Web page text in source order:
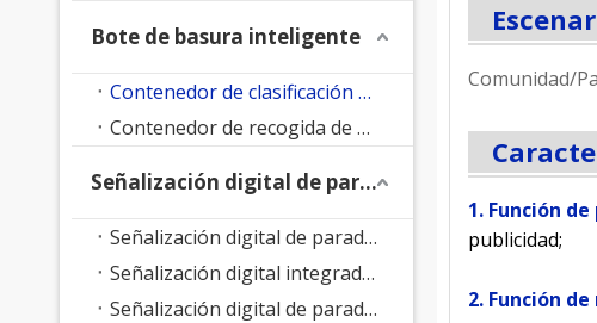
Bote de basura inteligente
Contenedor de clasificación de residuos inteligente
Contenedor de recogida de residuos inteligente
Señalización digital de parada de autobús
Señalización digital de parada de autobús con soporte de suelo
Señalización digital integrada en parada de autobús
Señalización digital de parada de autobús LED
Comunidad/
1. Función
publicidad;
2. Función